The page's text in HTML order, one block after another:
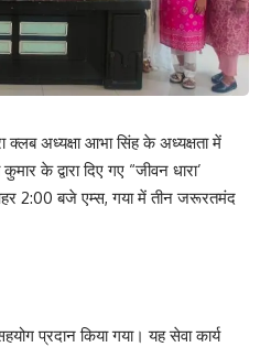
क्लब अध्यक्षा आभा सिंह के अध्यक्षता में
के द्वारा दिए गए “जीवन धारा’
2:00 बजे एम्स, गया में तीन जरूरतमंद
प्रदान किया गया। यह सेवा कार्य